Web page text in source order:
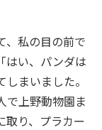
、私の目の前で
はい、パンダは
まいました。
で上野動物園ま
取り、プラカー